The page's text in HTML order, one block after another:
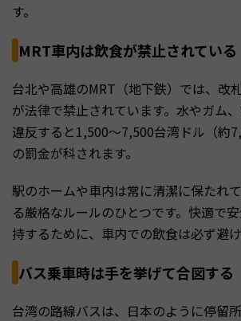
す。
MRT車内は飲食が禁止されている
台北や高雄のMRT（地下鉄）では、改
が法律で禁止されています。水やガム、
違反すると1,500〜7,500台湾ドル（約
の罰金が科されます。
駅のホームや車内は常に清潔に保たれ
る厳格なルールのひとつです。快適で
持するために、車内での飲食は必ず避け
バス乗車時は手を挙げて合図する
台湾の路線バスは、日本のように停留